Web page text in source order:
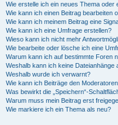
Wie erstelle ich ein neues Thema oder
Wie kann ich einen Beitrag bearbeiten
Wie kann ich meinem Beitrag eine
Wie kann ich eine Umfrage erstellen?
Wieso kann ich nicht mehr
Wie bearbeite oder lösche ich eine
Warum kann ich auf bestimmte Foren
Weshalb kann ich keine Dateianhänge
Weshalb wurde ich verwarnt?
Wie kann ich Beiträge den
Was bewirkt die „Speichern“-
Warum muss mein Beitrag erst
Wie markiere ich ein Thema als neu?